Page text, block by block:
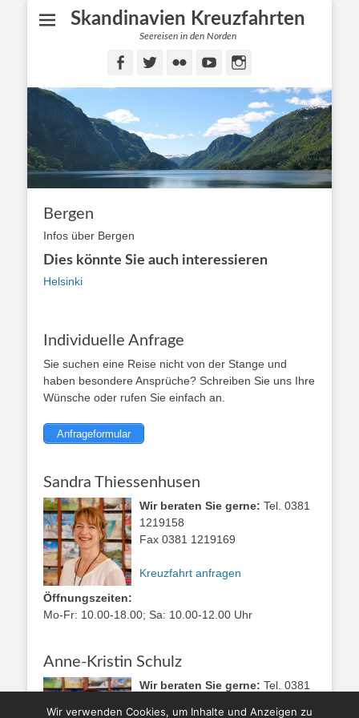
Skandinavien Kreuzfahrten
Seereisen in den Norden
FacebookTwitterFlickr YouTube
Bergen
Infos über Bergen
Dies könnte Sie auch interessieren
Helsinki
Individuelle Anfrage
Sie suchen eine Reise nicht von der Stange und
haben besondere Ansprüche? Schreiben Sie uns Ihre
Wünsche oder rufen Sie einfach an.
Anfrageformular
Sandra Thiessenhusen
Wir beraten Sie gerne: Tel. 0381
1219158
Fax 0381 1219169
Kreuzfahrt anfragen
Öffnungszeiten:
Mo-Fr: 10.00-18.00; Sa: 10.00-12.00 Uhr
Anne-Kristin Schulz
Wir beraten Sie gerne: Tel. 0381
Wir verwenden Cookies, um Inhalte und Anzeigen zu